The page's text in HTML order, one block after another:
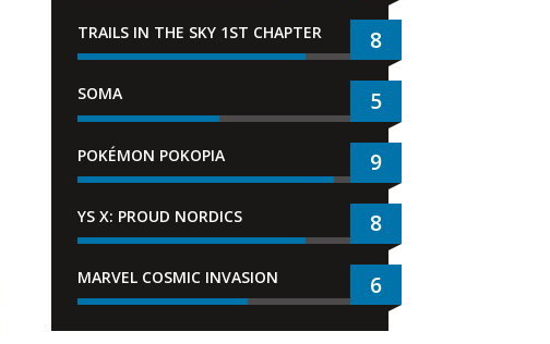
TRAILS IN THE SKY 1ST CHAPTER 8
SOMA 5
POKÉMON POKOPIA 9
YS X: PROUD NORDICS 8
MARVEL COSMIC INVASION 6